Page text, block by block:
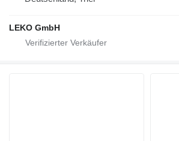
LEKO GmbH